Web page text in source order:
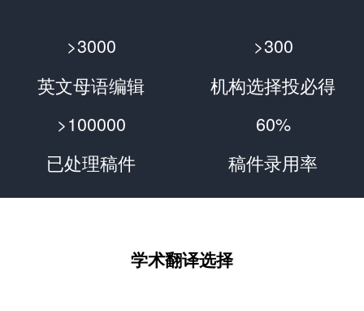
>3000
英文母语编辑
>300
机构选择投必得
>100000
已处理稿件
60%
稿件录用率
学术翻译选择